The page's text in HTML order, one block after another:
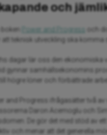
och
Power and Progress
och
teknisk utveckling ska komma
dagar lär oss den ekonomiska
gynnar samhällsekonomins
högre löner och förbättrade
and Progress ifrågasätter två
Daron Acemoglu och
De gör det med stöd av
och menar att det generella